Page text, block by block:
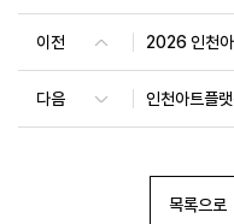
이전 2026 인천아
다음
목록으로